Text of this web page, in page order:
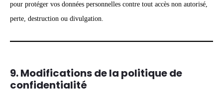
pour protéger vos données personnelles contre tout accès non autorisé,
perte, destruction ou divulgation.
9. Modifications de la politique de
confidentialité